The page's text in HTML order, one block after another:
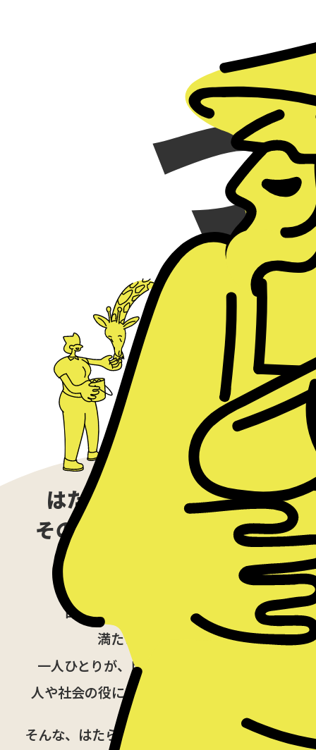
はたらくことを通して、
その人自身が感じる幸せや
日々の仕事のなかで得られる、
満たされた気持ち。
一人ひとりが、自ら決めたはたらき方で
人や社会の役に立っているという充実感。
そんな、はたらくことを通してその人自身が